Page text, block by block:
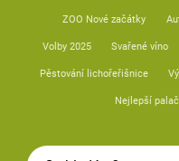
ZOO Nové začátky
Volby 2025 Svařené víno
Pěstování lichořeřišnice
Nejlepší